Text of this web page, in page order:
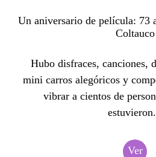
Un aniversario de película: 73
Coltauco
Hubo disfraces, canciones,
mini carros alegóricos y
vibrar a cientos de
Ver